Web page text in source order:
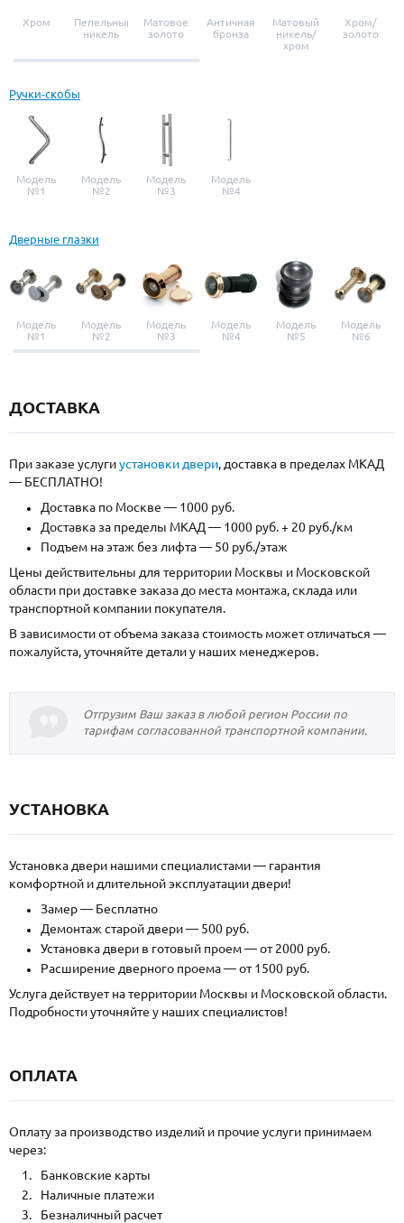
Хром
Пепельный
никель
Матовое
золото
Античная
бронза
Матовый
никель/
хром
Хром/
золото
Ручки-скобы
Модель
№1
Модель
№2
Модель
№3
Модель
№4
Дверные глазки
Модель
№1
Модель
№2
Модель
№3
Модель
№4
Модель
№5
Модель
№6
ДОСТАВКА
При заказе услугиустановки двери, доставка в пределах МКАД
— БЕСПЛАТНО!
Доставка по Москве — 1000 руб.
Доставка за пределы МКАД — 1000 руб. + 20 руб./км
Подъем на этаж без лифта — 50 руб./этаж
Цены действительны для территории Москвы и Московской
области при доставке заказа до места монтажа, склада или
транспортной компании покупателя.
В зависимости от объема заказа стоимость может отличаться —
пожалуйста, уточняйте детали у наших менеджеров.
Отгрузим Ваш заказ в любой регион России по
тарифам согласованной транспортной компании.
УСТАНОВКА
Установка двери нашими специалистами — гарантия
комфортной и длительной эксплуатации двери!
Замер — Бесплатно
Демонтаж старой двери — 500 руб.
Установка двери в готовый проем — от 2000 руб.
Расширение дверного проема — от 1500 руб.
Услуга действует на территории Москвы и Московской области.
Подробности уточняйте у наших специалистов!
ОПЛАТА
Оплату за производство изделий и прочие услуги принимаем
через:
Банковские карты
Наличные платежи
Безналичный расчет